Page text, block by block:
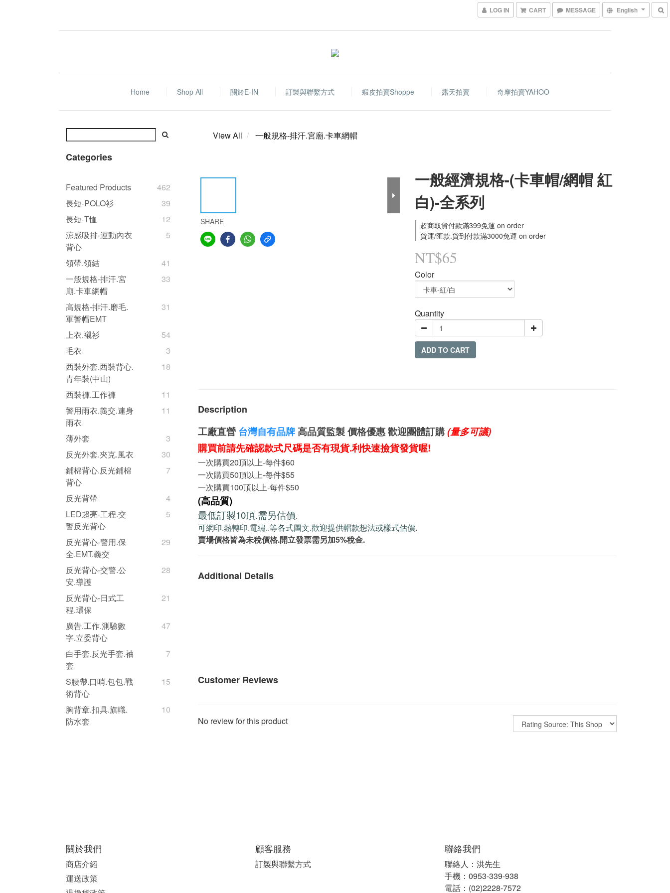
LOG IN CART MESSAGE English
Home Shop All 關於E-IN 訂製與聯繫方式 蝦皮拍賣shoppe 露天拍賣 奇摩拍賣YAHOO
Categories
Featured Products
462
長短-POLO衫
39
長短-T恤
12
涼感吸排-運動內衣
背心
5
領帶.領結
41
一般規格-排汗.宮
廟.卡車網帽
33
高規格-排汗.磨毛.
軍警帽EMT
31
上衣.襯衫
54
毛衣
3
西裝外套.西裝背心.
青年裝(中山)
18
西裝褲.工作褲
11
警用雨衣.義交.連身
雨衣
11
薄外套
3
反光外套.夾克.風衣
30
鋪棉背心.反光鋪棉
背心
7
反光背帶
4
LED超亮-工程.交
警反光背心
5
反光背心-警用.保
全.EMT.義交
29
反光背心-交警.公
安.導護
28
反光背心-日式工
程.環保
21
廣告.工作.測驗數
字.立委背心
47
白手套.反光手套.袖
套
7
S腰帶.口哨.包包.戰
術背心
15
胸背章.扣具.旗幟.
防水套
10
View All 一般規格-排汗.宮廟.卡車網帽
SHARE
一般經濟規格-(卡車帽/網帽 紅
白)-全系列
超商取貨付款滿399免運 on order
貨運/匯款.貨到付款滿3000免運 on order
NT$65
Color
Quantity
ADD TO CART
Description
工廠直營 台灣自有品牌高品質監製 價格優惠 歡迎團體訂購(量多可議)
購買前請先確認款式尺碼是否有現貨.利快速撿貨發貨喔!
一次購買20頂以上-每件$60
一次購買50頂以上-每件$55
一次購買100頂以上-每件$50
(高品質)
最低訂製10頂.需另估價.
可網印.熱轉印.電繡..等各式圖文.歡迎提供帽款想法或樣式估價.
賣場價格皆為未稅價格.開立發票需另加5%稅金.
Additional Details
Customer Reviews
No review for this product
關於我們
商店介紹
運送政策
顧客服務
訂製與聯繫方式
聯絡我們
聯絡人：洪先生
手機：0953-339-938
電話：(02)2228-7572